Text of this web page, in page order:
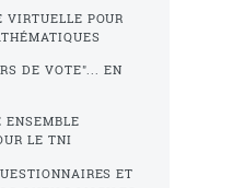
VIRTUELLE POUR
DE VOTE"... EN
ENSEMBLE
LE TNI
ET